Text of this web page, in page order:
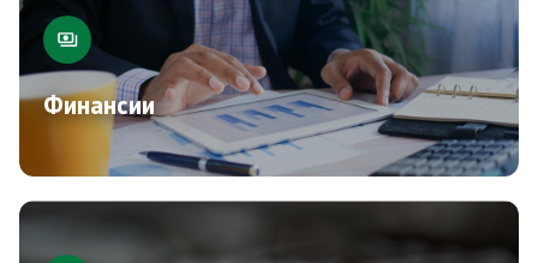
Финансии